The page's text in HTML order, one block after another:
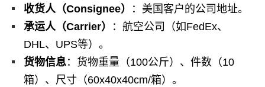
收货人（Consignee）
：美国客户的公司地址。
承运人（Carrier）
：航空公司（如FedEx、
DHL、UPS等）。
货物信息：货物重量（100公斤）、件数（10
箱）、尺寸（60x40x40cm/箱）。